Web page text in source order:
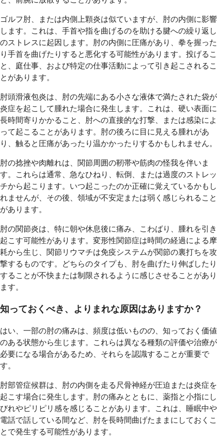
ゴルフ肘、または内側上顆炎は似ていますが、肘の内側に影響
します。これは、手首や指を曲げるのを助ける腱への繰り返し
のストレスに起因します。肘の内側に圧痛があり、拳を握った
り手首を曲げたりすると悪化する可能性があります。投げるこ
と、庭仕事、および特定の仕事活動によって引き起こされるこ
とがあります。
肘頭滑液包炎は、肘の先端にある小さな液体で満たされた袋が
炎症を起こして腫れた場合に発生します。これは、硬い表面に
長時間寄りかかること、肘への直接的な打撃、または感染によ
って起こることがあります。肘の後ろに目に見える腫れがあ
り、触ると圧痛があったり温かかったりするかもしれません。
肘の捻挫や肉離れは、関節周囲の靭帯や筋肉の怪我を伴いま
す。これらは通常、急なひねり、転倒、または過度のストレッ
チから起こります。いつ起こったのか正確に覚えているかもし
れませんが、その後、領域が不安定または弱く感じられること
があります。
肘の関節炎は、特に朝や休息後に痛み、こわばり、腫れを引き
起こす可能性があります。変形性関節症は時間の経過による摩
耗から生じ、関節リウマチは免疫システムが関節の裏打ちを攻
撃するものです。どちらのタイプも、肘を曲げたり伸ばしたり
することが不快または制限されるように感じさせることがあり
ます。
知っておくべき、よりまれな原因はありますか？
はい、一部の肘の痛みは、頻度は低いものの、知っておく価値
のある状態から生じます。これらは異なる種類の評価や治療が
必要になる場合があるため、それらを認識することが重要で
す。
肘部管症候群は、肘の内側を走る尺骨神経が圧迫または炎症を
起こす場合に発生します。肘の痛みとともに、薬指と小指にし
びれやピリピリ感を感じることがあります。これは、睡眠中や
電話で話している間など、肘を長時間曲げたままにしておくこ
とで発生する可能性があります。